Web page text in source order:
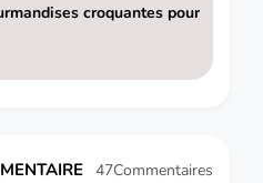
croquantes pour
47Commentaires